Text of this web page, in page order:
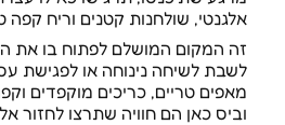
אלגנטי, שולחנות קטנים וריח
זה המקום המושלם לפתוח בו את
לשבת לשיחה נינוחה או לפגישת
מאפים טריים, כריכים מוקפדים
וביס כאן הם חוויה שתרצו לחזור